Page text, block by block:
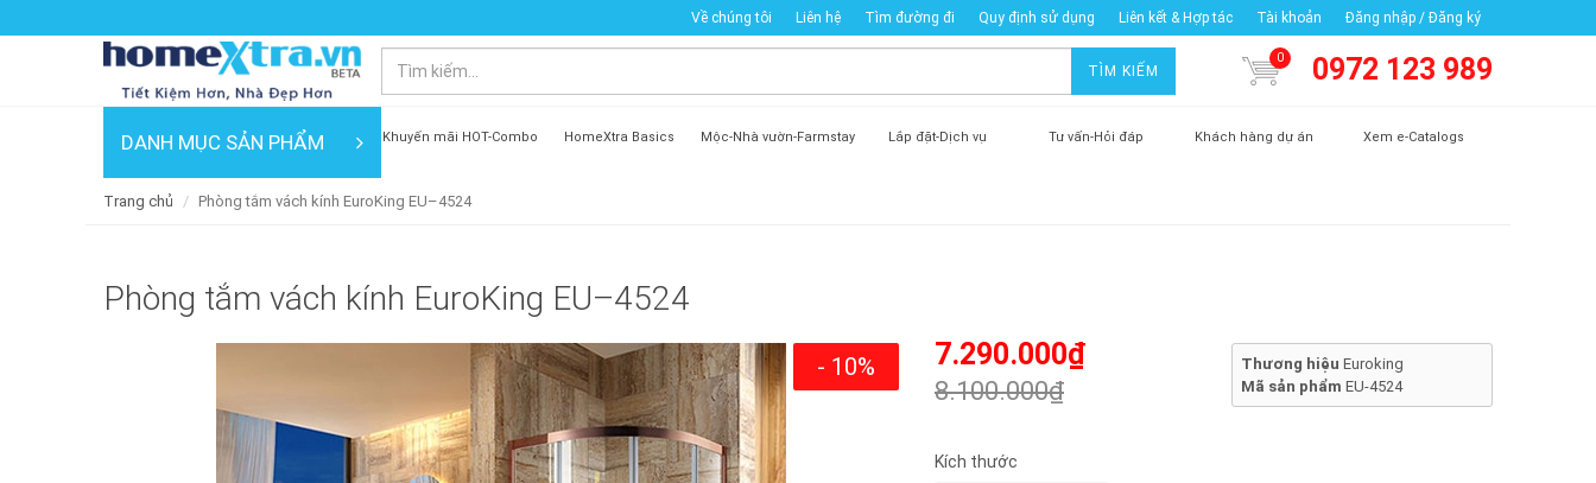
Về chúng tôi Liên hệ Tìm đường đi Quy định sử dụng Liên kết & Hợp tác Tài khoản Đăng nhập / Đăng ký
TÌM KIẾM
0 0972 123 989
DANH MỤC SẢN PHẨM Khuyến mãi HOT-Combo HomeXtra Basics Mộc-Nhà vườn-Farmstay Lắp đặt-Dịch vụ Tư vấn-Hỏi đáp Khách hàng dự án Xem e-Catalogs
Trang chủ Phòng tắm vách kính EuroKing EU–4524
Phòng tắm vách kính EuroKing EU–4524
- 10% 7.290.000₫
8.100.000₫
Thương hiệu Euroking
Mã sản phẩm EU-4524
Kích thước